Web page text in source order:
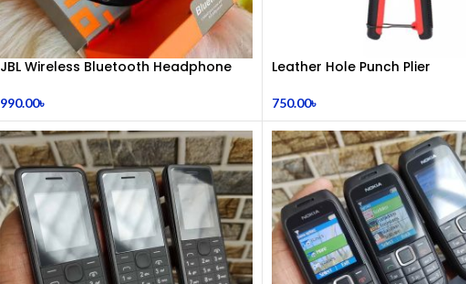
JBL Wireless Bluetooth Headphone
990.00৳
Leather Hole Punch Plier
750.00৳